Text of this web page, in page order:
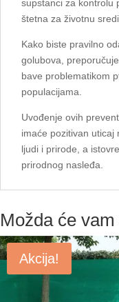
supstanci za kontrolu
štetna za životnu
Kako biste pravilno
golubova,
bave problematikom
populacijama.
Uvođenje ovih
imaće pozitivan uticaj
ljudi i prirode, a
prirodnog nasleđa.
Možda će
Akcija!